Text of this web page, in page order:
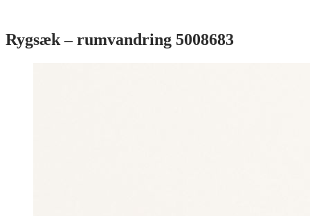
Rygsæk – rumvandring 5008683